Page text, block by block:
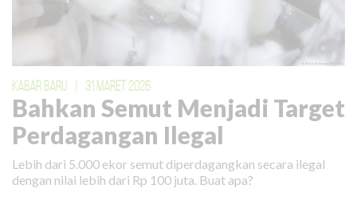
KABAR BARU 31 MARET 2026
Bahkan Semut Menjadi Target
Perdagangan Ilegal
Lebih dari 5.000 ekor semut diperdagangkan secara ilegal
dengan nilai lebih dari Rp 100 juta. Buat apa?